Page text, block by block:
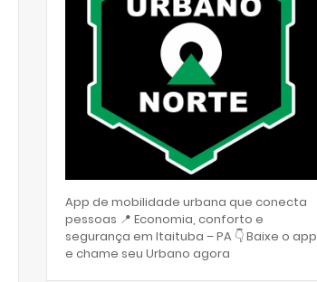
App de mobilidade urbana que conecta
pessoas 📍 Economia, conforto e
segurança em Itaituba – PA 👇 Baixe o app
e chame seu Urbano agora